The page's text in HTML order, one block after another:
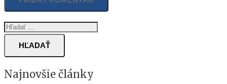
HĽADAŤ
Najnovšie články